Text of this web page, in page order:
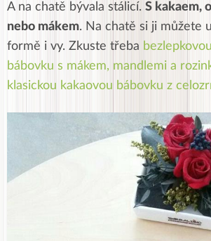
A na chatě bývala stálicí. S kakaem,
nebo mákem. Na chatě si ji můžete
formě i vy. Zkuste třeba
bábovku s mákem, mandlemi a
klasickou kakaovou bábovku z